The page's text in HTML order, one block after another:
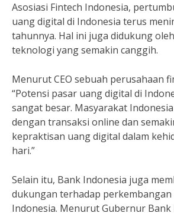
Asosiasi Fintech Indonesia,
uang digital di Indonesia terus
tahunnya. Hal ini juga didukung
teknologi yang semakin canggih.
Menurut CEO sebuah perusahaan
“Potensi pasar uang digital di
sangat besar. Masyarakat
dengan transaksi online dan
kepraktisan uang digital dalam
hari.”
Selain itu, Bank Indonesia juga
dukungan terhadap
Indonesia. Menurut Gubernur Bank